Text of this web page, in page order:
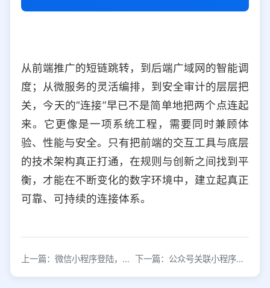
从前端推广的短链跳转，到后端广域网的智能调
度；从微服务的灵活编排，到安全审计的层层把
关，今天的“连接”早已不是简单地把两个点连起
来。它更像是一项系统工程，需要同时兼顾体
验、性能与安全。只有把前端的交互工具与底层
的技术架构真正打通，在规则与创新之间找到平
衡，才能在不断变化的数字环境中，建立起真正
可靠、可持续的连接体系。
上一篇：微信小程序登陆，如何跳转到微信小程序？ 下一篇：公众号关联小程序指南：微信小程序跳转步骤详解